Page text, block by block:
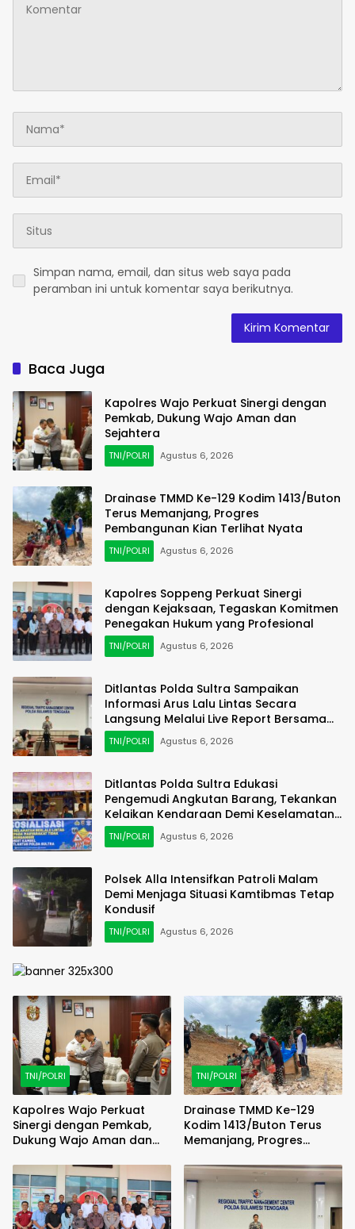
Simpan nama, email, dan situs web saya pada
peramban ini untuk komentar saya berikutnya.
Baca Juga
Kapolres Wajo Perkuat Sinergi dengan
Pemkab, Dukung Wajo Aman dan
Sejahtera
TNI/POLRI Agustus 6, 2026
Drainase TMMD Ke-129 Kodim 1413/Buton
Terus Memanjang, Progres
Pembangunan Kian Terlihat Nyata
TNI/POLRI Agustus 6, 2026
Kapolres Soppeng Perkuat Sinergi
dengan Kejaksaan, Tegaskan Komitmen
Penegakan Hukum yang Profesional
TNI/POLRI Agustus 6, 2026
Ditlantas Polda Sultra Sampaikan
Informasi Arus Lalu Lintas Secara
Langsung Melalui Live Report Bersama
RRI Kendari
TNI/POLRI Agustus 6, 2026
Ditlantas Polda Sultra Edukasi
Pengemudi Angkutan Barang, Tekankan
Kelaikan Kendaraan Demi Keselamatan
Berlalu Lintas
TNI/POLRI Agustus 6, 2026
Polsek Alla Intensifkan Patroli Malam
Demi Menjaga Situasi Kamtibmas Tetap
Kondusif
TNI/POLRI Agustus 6, 2026
TNI/POLRI
Kapolres Wajo Perkuat
Sinergi dengan Pemkab,
Dukung Wajo Aman dan
TNI/POLRI
Drainase TMMD Ke-129
Kodim 1413/Buton Terus
Memanjang, Progres
Terlihat Nyata